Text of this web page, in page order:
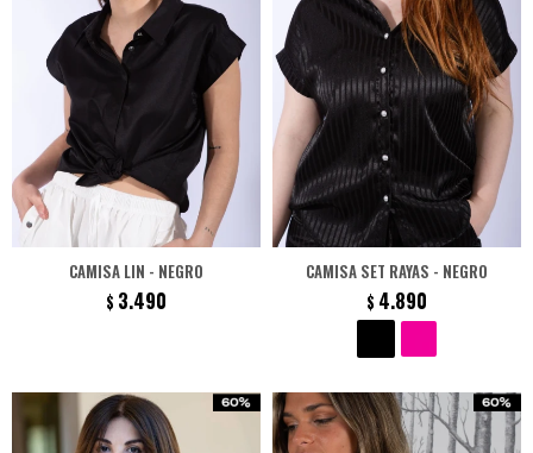
CAMISA LIN - NEGRO
$ 3.490
CAMISA SET RAYAS - NEGRO
$ 4.890